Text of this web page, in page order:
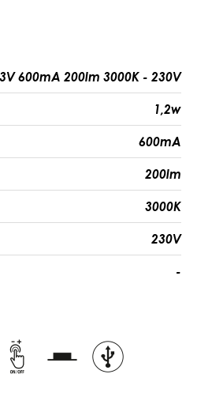
600mA 200lm 3000K - 230V
1,2w
600mA
200lm
3000K
230V
-